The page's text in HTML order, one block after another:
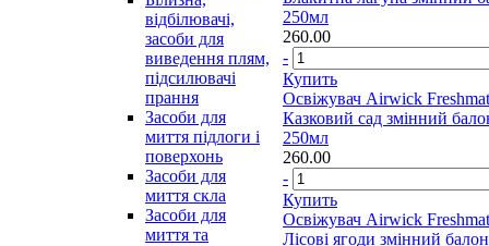
відбілювачі,
засоби для
виведення плям,
підсилювачі
прання
Засоби для
миття підлоги і
поверхонь
Засоби для
миття скла
Засоби для
миття та
250мл
260.00
-
Купить
Освіжувач Airwick
Казковий сад змінний
250мл
260.00
-
Купить
Освіжувач Airwick
Лісові ягоди змінний балон